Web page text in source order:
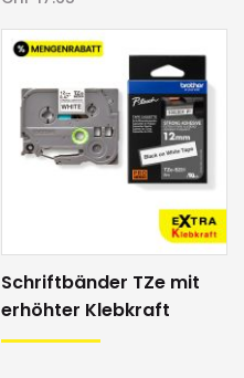
Schriftbänder TZe mit
erhöhter Klebkraft